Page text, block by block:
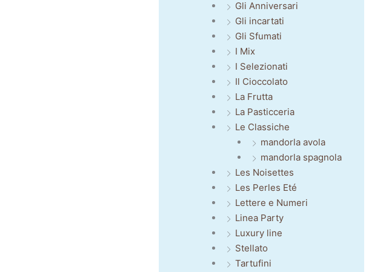
Gli Anniversari
Gli incartati
Gli Sfumati
I Mix
I Selezionati
Il Cioccolato
La Frutta
La Pasticceria
Le Classiche
mandorla avola
mandorla spagnola
Les Noisettes
Les Perles Eté
Lettere e Numeri
Linea Party
Luxury line
Stellato
Tartufini